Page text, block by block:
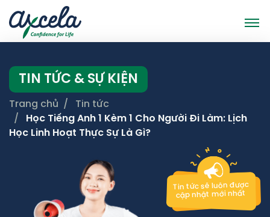
TIN TỨC & SỰ KIỆN
Trang chủ
Tin tức
Học Tiếng Anh 1 Kèm 1 Cho Người Đi Làm: Lịch
Học Linh Hoạt Thực Sự Là Gì?
Tin tức sẽ luôn được
cập nhật mới nhất